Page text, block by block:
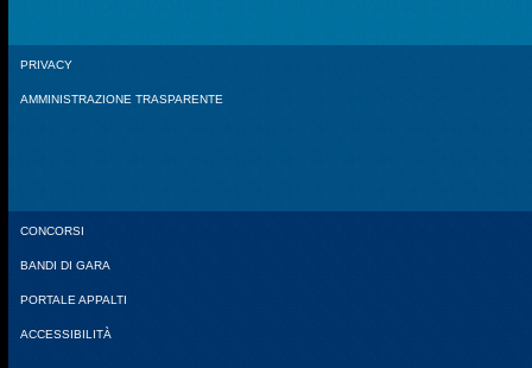
PRIVACY
AMMINISTRAZIONE TRASPARENTE
CONCORSI
BANDI DI GARA
PORTALE APPALTI
ACCESSIBILITÀ